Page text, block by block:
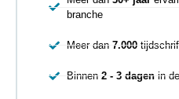
branche
Meer dan 7.000
Binnen 2 - 3 dagenin